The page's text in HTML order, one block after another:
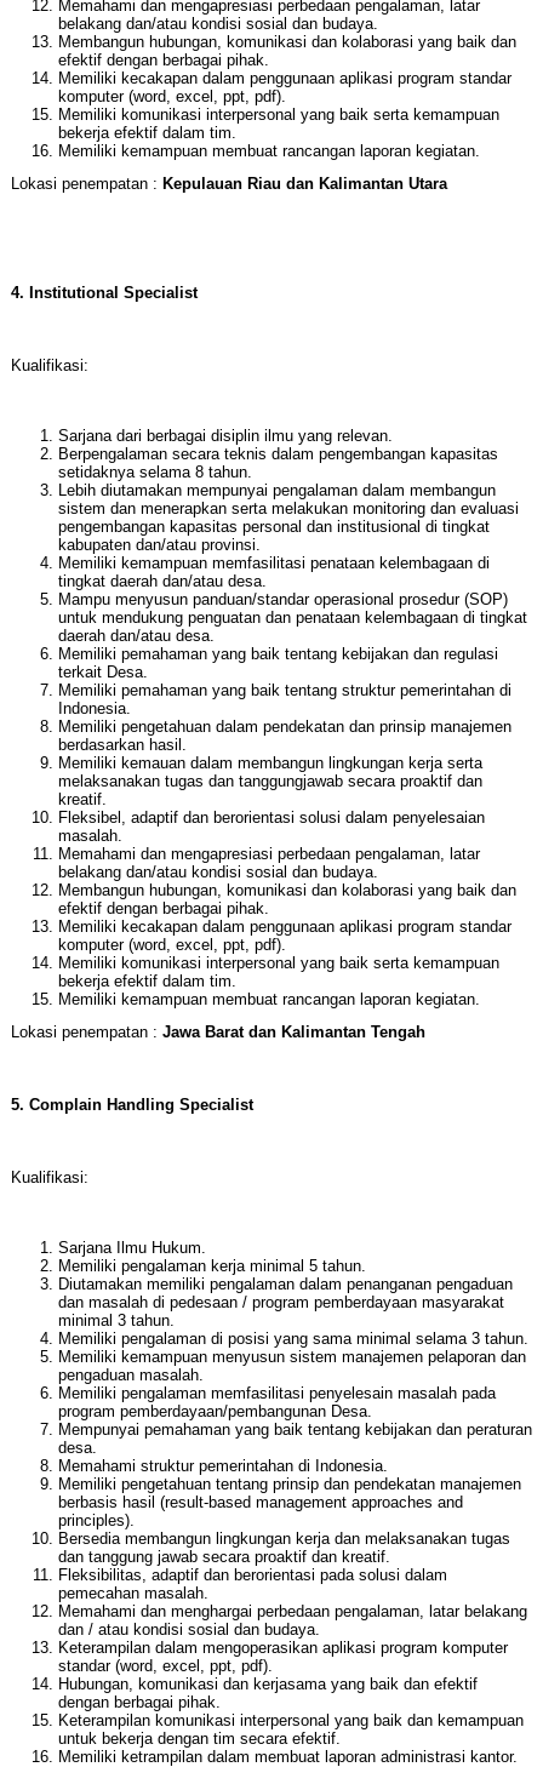
Memahami dan mengapresiasi perbedaan pengalaman, latar
belakang dan/atau kondisi sosial dan budaya.
Membangun hubungan, komunikasi dan kolaborasi yang baik dan
efektif dengan berbagai pihak.
Memiliki kecakapan dalam penggunaan aplikasi program standar
komputer (word, excel, ppt, pdf).
Memiliki komunikasi interpersonal yang baik serta kemampuan
bekerja efektif dalam tim.
Memiliki kemampuan membuat rancangan laporan kegiatan.
Lokasi penempatan : Kepulauan Riau dan Kalimantan Utara
4. Institutional Specialist
Kualifikasi:
Sarjana dari berbagai disiplin ilmu yang relevan.
Berpengalaman secara teknis dalam pengembangan kapasitas
setidaknya selama 8 tahun.
Lebih diutamakan mempunyai pengalaman dalam membangun
sistem dan menerapkan serta melakukan monitoring dan evaluasi
pengembangan kapasitas personal dan institusional di tingkat
kabupaten dan/atau provinsi.
Memiliki kemampuan memfasilitasi penataan kelembagaan di
tingkat daerah dan/atau desa.
Mampu menyusun panduan/standar operasional prosedur (SOP)
untuk mendukung penguatan dan penataan kelembagaan di tingkat
daerah dan/atau desa.
Memiliki pemahaman yang baik tentang kebijakan dan regulasi
terkait Desa.
Memiliki pemahaman yang baik tentang struktur pemerintahan di
Indonesia.
Memiliki pengetahuan dalam pendekatan dan prinsip manajemen
berdasarkan hasil.
Memiliki kemauan dalam membangun lingkungan kerja serta
melaksanakan tugas dan tanggungjawab secara proaktif dan
kreatif.
Fleksibel, adaptif dan berorientasi solusi dalam penyelesaian
masalah.
Memahami dan mengapresiasi perbedaan pengalaman, latar
belakang dan/atau kondisi sosial dan budaya.
Membangun hubungan, komunikasi dan kolaborasi yang baik dan
efektif dengan berbagai pihak.
Memiliki kecakapan dalam penggunaan aplikasi program standar
komputer (word, excel, ppt, pdf).
Memiliki komunikasi interpersonal yang baik serta kemampuan
bekerja efektif dalam tim.
Memiliki kemampuan membuat rancangan laporan kegiatan.
Lokasi penempatan : Jawa Barat dan Kalimantan Tengah
5. Complain Handling Specialist
Kualifikasi:
Sarjana Ilmu Hukum.
Memiliki pengalaman kerja minimal 5 tahun.
Diutamakan memiliki pengalaman dalam penanganan pengaduan
dan masalah di pedesaan / program pemberdayaan masyarakat
minimal 3 tahun.
Memiliki pengalaman di posisi yang sama minimal selama 3 tahun.
Memiliki kemampuan menyusun sistem manajemen pelaporan dan
pengaduan masalah.
Memiliki pengalaman memfasilitasi penyelesain masalah pada
program pemberdayaan/pembangunan Desa.
Mempunyai pemahaman yang baik tentang kebijakan dan peraturan
desa.
Memahami struktur pemerintahan di Indonesia.
Memiliki pengetahuan tentang prinsip dan pendekatan manajemen
berbasis hasil (result-based management approaches and
principles).
Bersedia membangun lingkungan kerja dan melaksanakan tugas
dan tanggung jawab secara proaktif dan kreatif.
Fleksibilitas, adaptif dan berorientasi pada solusi dalam
pemecahan masalah.
Memahami dan menghargai perbedaan pengalaman, latar belakang
dan / atau kondisi sosial dan budaya.
Keterampilan dalam mengoperasikan aplikasi program komputer
standar (word, excel, ppt, pdf).
Hubungan, komunikasi dan kerjasama yang baik dan efektif
dengan berbagai pihak.
Keterampilan komunikasi interpersonal yang baik dan kemampuan
untuk bekerja dengan tim secara efektif.
Memiliki ketrampilan dalam membuat laporan administrasi kantor.